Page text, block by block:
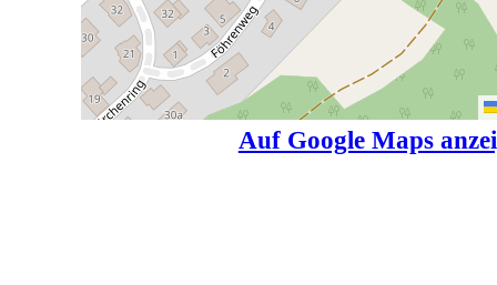
Auf Google Maps